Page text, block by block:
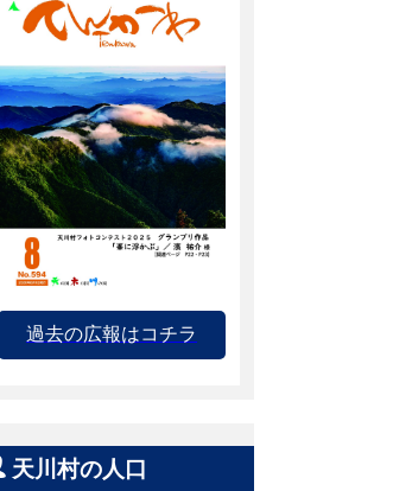
過去の広報はコチラ
天川村の人口